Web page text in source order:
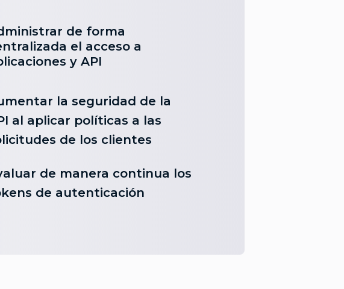
de forma
el acceso a
y API
la seguridad de la
al aplicar políticas a las
de los clientes
de manera continua los
de autenticación